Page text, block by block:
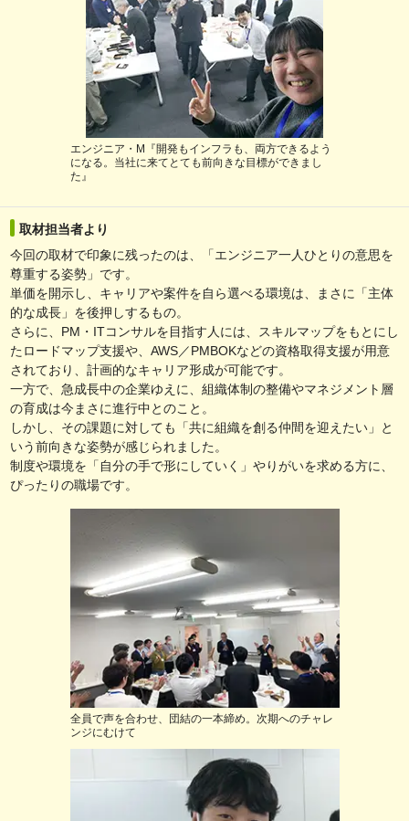
エンジニア・M『開発もインフラも、両方できるよう
になる。当社に来てとても前向きな目標ができまし
た』
取材担当者より
今回の取材で印象に残ったのは、「エンジニア一人ひとりの意思を
尊重する姿勢」です。
単価を開示し、キャリアや案件を自ら選べる環境は、まさに「主体
的な成長」を後押しするもの。
さらに、PM・ITコンサルを目指す人には、スキルマップをもとにし
たロードマップ支援や、AWS／PMBOKなどの資格取得支援が用意
されており、計画的なキャリア形成が可能です。
一方で、急成長中の企業ゆえに、組織体制の整備やマネジメント層
の育成は今まさに進行中とのこと。
しかし、その課題に対しても「共に組織を創る仲間を迎えたい」と
いう前向きな姿勢が感じられました。
制度や環境を「自分の手で形にしていく」やりがいを求める方に、
ぴったりの職場です。
全員で声を合わせ、団結の一本締め。次期へのチャレ
ンジにむけて